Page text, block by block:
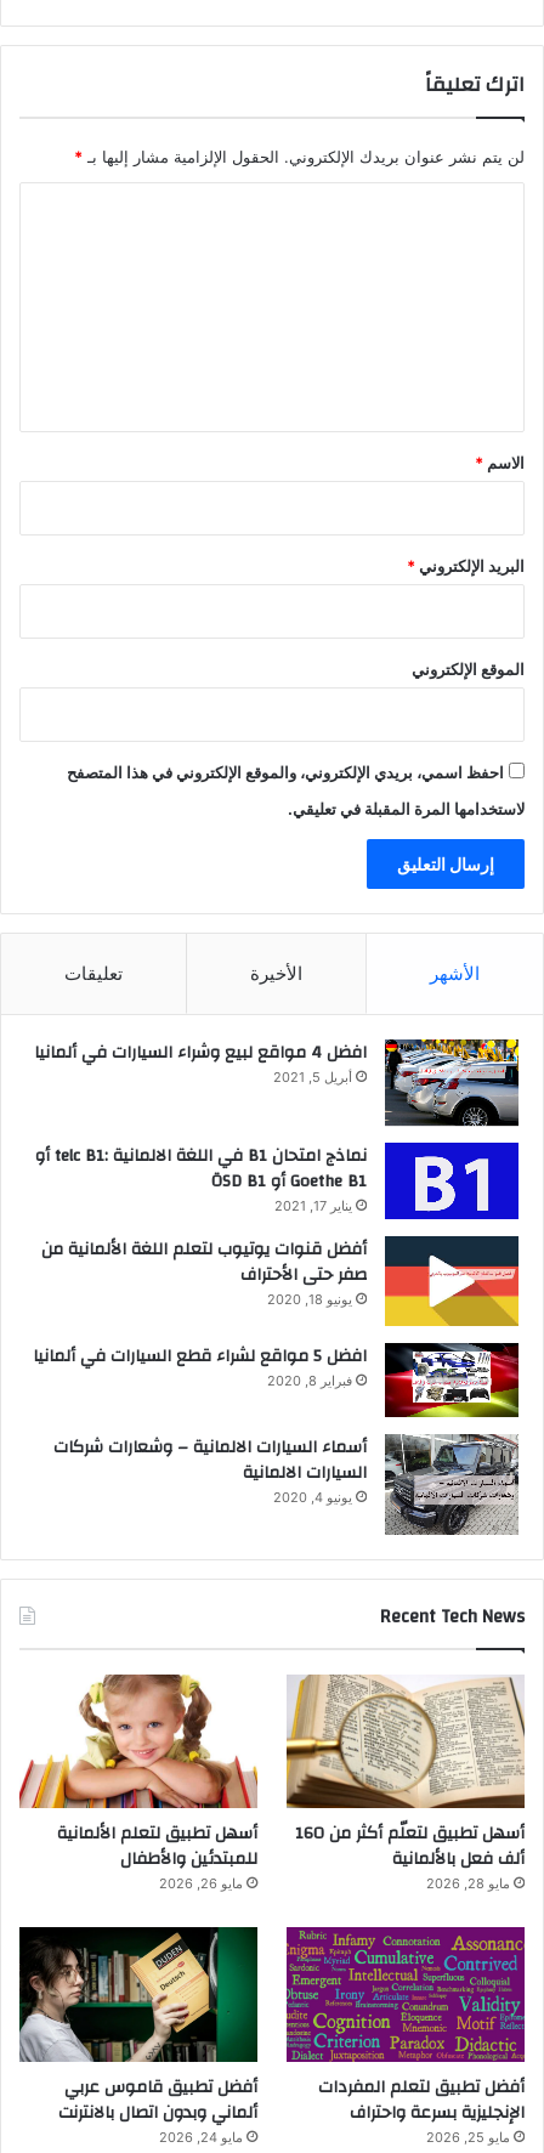
اترك تعليقاً
لن يتم نشر عنوان بريدك الإلكتروني. الحقول الإلزامية مشار إليها بـ*
*
الاسم *
البريد الإلكتروني*
الموقع الإلكتروني
احفظ اسمي، بريدي الإلكتروني، والموقع الإلكتروني في هذا المتصفح
لاستخدامها المرة المقبلة في تعليقي.
الأشهر الأخيرة تعليقات
افضل 4 مواقع لبيع وشراء السيارات في ألمانيا
أبريل 5, 2021
نماذج امتحان B1 في اللغة الالمانية :telc B1 أو
Goethe B1 أو ÖSD B1
يناير 17, 2021
أفضل قنوات يوتيوب لتعلم اللغة الألمانية من
صفر حتى الأحتراف
يونيو 18, 2020
افضل 5 مواقع لشراء قطع السيارات في ألمانيا
فبراير 8, 2020
أسماء السيارات الالمانية – وشعارات شركات
السيارات الالمانية
يونيو 4, 2020
Recent Tech News
أسهل تطبيق لتعلّم أكثر من 160
ألف فعل بالألمانية
مايو 28, 2026
أسهل تطبيق لتعلم الألمانية
للمبتدئين والأطفال
مايو 26, 2026
أفضل تطبيق لتعلم المفردات
الإنجليزية بسرعة واحتراف
مايو 25, 2026
أفضل تطبيق قاموس عربي
ألماني وبدون اتصال بالانترنت
مايو 24, 2026